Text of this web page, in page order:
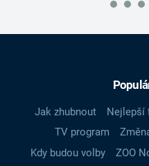
Jak zhubnout Nejlepší
TV program
Kdy budou volby
ZOO